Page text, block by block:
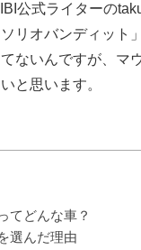
公式ライターの
リオバンディット
ないんですが、マ
と思います。
てどんな車？
選んだ理由